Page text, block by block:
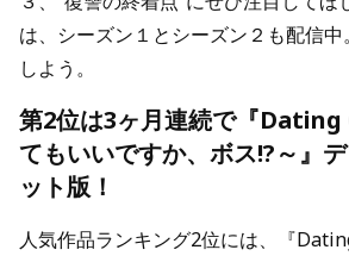
は、シーズン１とシーズン２も配信
しよう。
第2位は3ヶ月連続で『
てもいいですか、ボス!?～』
ット版！
人気作品ランキング2位には、『